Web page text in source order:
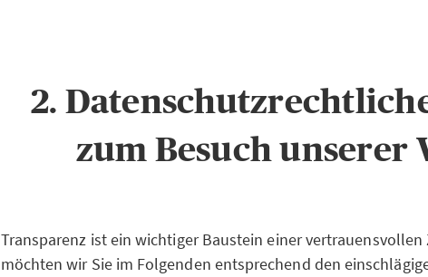
2.
zum Besuch unserer
Transparenz ist ein wichtiger Baustein einer
möchten wir Sie im Folgenden entsprechend den